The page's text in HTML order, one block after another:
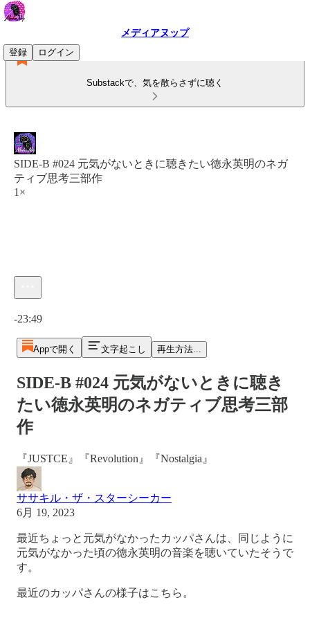
メディアヌップ
登録
ログイン
Substackで、気を散らさずに聴く
SIDE-B #024 元気がないときに聴きたい徳永英明のネガ
ティブ思考三部作
1×
-23:49
Appで開く 文字起こし 再生方法...
SIDE-B #024 元気がないときに聴き
たい徳永英明のネガティブ思考三部
作
『JUSTCE』『Revolution』『Nostalgia』
ササキル・ザ・スターシーカー
6月 19, 2023
最近ちょっと元気がなかったカッパさんは、同じように
元気がなかった頃の徳永英明の音楽を聴いていたそうで
す。
最近のカッパさんの様子はこちら。